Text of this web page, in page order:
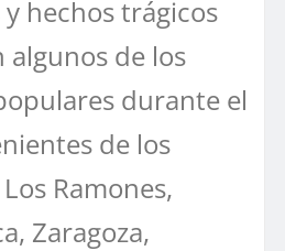
hechos trágicos
de los
durante el
de los
Ramones,
Zaragoza,